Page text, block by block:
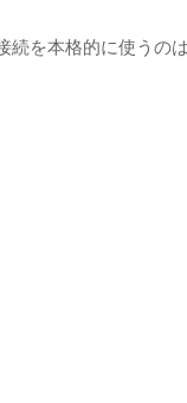
続を本格的に使うの